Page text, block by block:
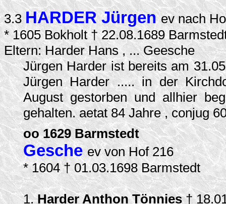
3.3 HARDER Jürgenev nach
* 1605 Bokholt † 22.08.1689
Eltern: Harder Hans , ... Geesche
Jürgen Harder ist bereits am
Jürgen Harder ..... in der
August gestorben und allhier
gehalten. aetat 84 Jahre , conjug
oo 1629 Barmstedt
Gescheev von Hof 216
* 1604 † 01.03.1698 Barmstedt
1.Harder AnthonTönnies †